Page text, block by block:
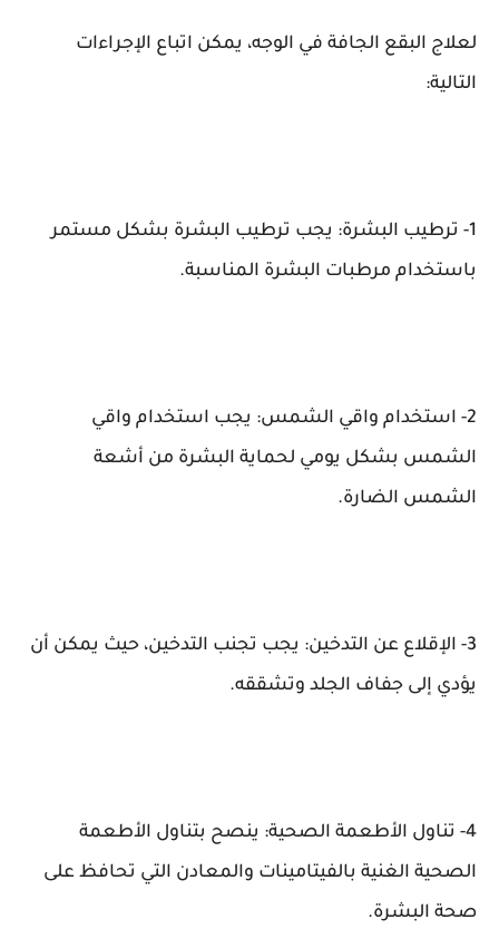
لعلاج البقع الجافة في الوجه، يمكن اتباع الإجراءات
التالية:
1- ترطيب البشرة: يجب ترطيب البشرة بشكل مستمر
باستخدام مرطبات البشرة المناسبة.
2- استخدام واقي الشمس: يجب استخدام واقي
الشمس بشكل يومي لحماية البشرة من أشعة
الشمس الضارة.
3- الإقلاع عن التدخين: يجب تجنب التدخين، حيث يمكن أن
يؤدي إلى جفاف الجلد وتشققه.
4- تناول الأطعمة الصحية: ينصح بتناول الأطعمة
الصحية الغنية بالفيتامينات والمعادن التي تحافظ على
صحة البشرة.